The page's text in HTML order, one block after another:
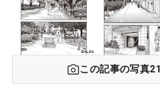
この記事の写真21